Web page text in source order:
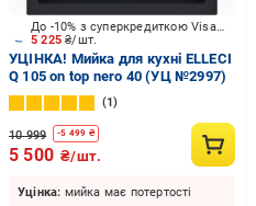
5 225₴/шт.
До -10% з суперкредиткою Visa Вигода
УЦІНКА! Мийка для кухні ELLECI
Q 105 on top nero 40 (УЦ №2997)
1
10 999 -5 499 ₴
5 500 ₴/шт.
Уцінка: мийка має потертості